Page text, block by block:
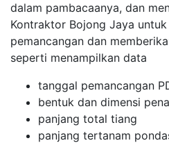
dalam pambacaanya, dan
Kontraktor Bojong Jaya
pemancangan dan
seperti menampilkan data
tanggal pemancangan
bentuk dan dimensi
panjang total tiang
panjang tertanam